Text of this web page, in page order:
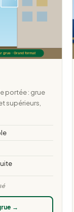
portée : grue
supérieurs,
→